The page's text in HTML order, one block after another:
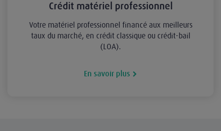
Crédit matériel professionnel
Votre matériel professionnel financé aux meilleurs
taux du marché, en crédit classique ou crédit-bail
(LOA).
En savoir plus